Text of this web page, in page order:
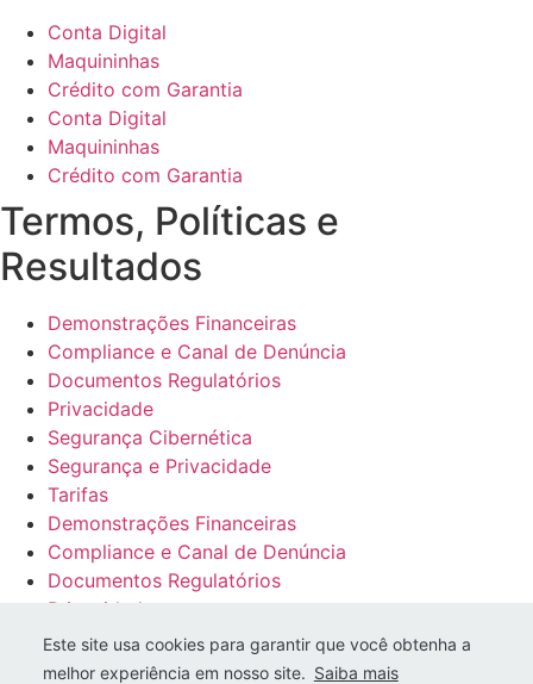
Este site usa cookies para garantir que você obtenha a
melhor experiência em nosso site. Saiba mais
Conta Digital
Maquininhas
Crédito com Garantia
Conta Digital
Maquininhas
Crédito com Garantia
Termos, Políticas e
Resultados
Demonstrações Financeiras
Compliance e Canal de Denúncia
Documentos Regulatórios
Privacidade
Segurança Cibernética
Segurança e Privacidade
Tarifas
Demonstrações Financeiras
Compliance e Canal de Denúncia
Documentos Regulatórios
Privacidade
Segurança Cibernética
Segurança e Privacidade